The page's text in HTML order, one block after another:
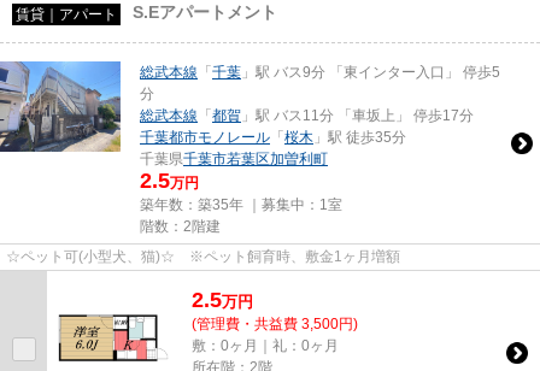
賃貸｜アパート S.Eアパートメント
総武本線 「千葉 」駅 バス9分 「東インター入口」 停歩5
分
総武本線 「都賀 」駅 バス11分 「車坂上」 停歩17分
千葉都市モノレール 「桜木 」駅 徒歩35分
千葉県千葉市若葉区加曽利町
2.5万円
築年数：築35年 ｜募集中： 1室
階数：2階建
☆ペット可(小型犬、猫)☆ ※ペット飼育時、敷金1ヶ月増額
2.5万円
(管理費・共益費 3,500円)
敷：0ヶ月｜礼：0ヶ月
所在階：2階